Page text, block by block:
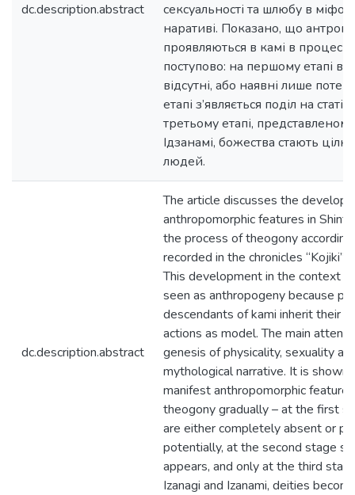
dc.description.abstract
сексуальності та шлюбу в
наративі. Показано, що
проявляються в камі в процесі
поступово: на першому етапі
відсутні, або наявні лише
етапі з’являється поділ на
третьому етапі, представленому
Ідзанамі, божества стають
людей.
dc.description.abstract
The article discusses the
anthropomorphic features in
the process of theogony
recorded in the chronicles “Kojiki”
This development in the context
seen as anthropogeny because
descendants of kami inherit their
actions as model. The main
genesis of physicality, sexuality
mythological narrative. It is
manifest anthropomorphic
theogony gradually – at the first
are either completely absent or
potentially, at the second stage
appears, and only at the third
Izanagi and Izanami, deities